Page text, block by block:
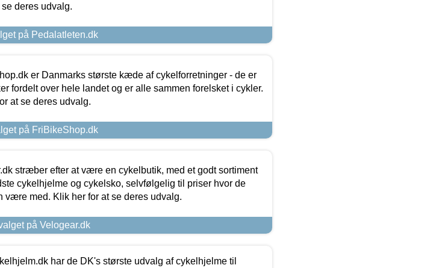
se deres udvalg.
på Pedalatleten.dk
er Danmarks største kæde af cykelforretninger - de er
fordelt over hele landet og er alle sammen forelsket i cykler.
at se deres udvalg.
på FriBikeShop.dk
stræber efter at være en cykelbutik, med et godt sortiment
cykelhjelme og cykelsko, selvfølgelig til priser hvor de
være med. Klik her for at se deres udvalg.
på Velogear.dk
har de DK's største udvalg af cykelhjelme til